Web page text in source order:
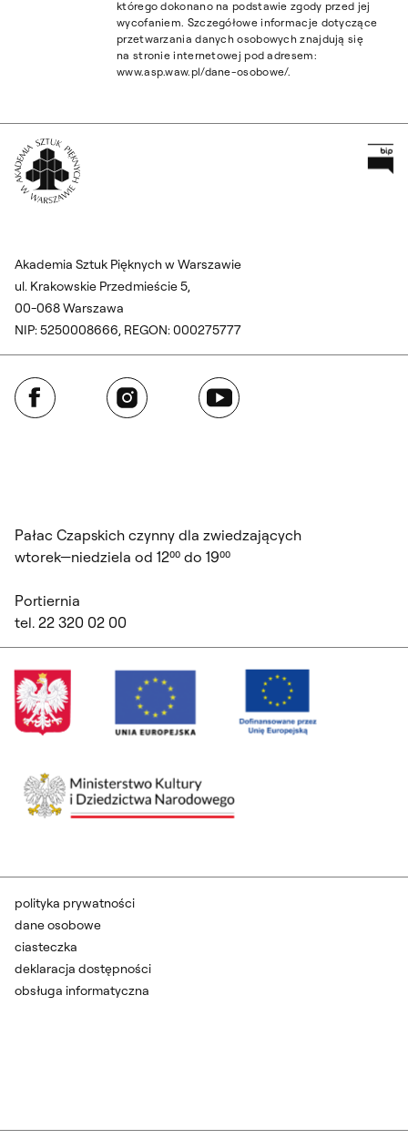
którego dokonano na podstawie zgody przed jej
wycofaniem. Szczegółowe informacje dotyczące
przetwarzania danych osobowych znajdują się
na stronie internetowej pod adresem:
www.asp.waw.pl/dane-osobowe/.
Akademia Sztuk Pięknych w Warszawie
ul. Krakowskie Przedmieście 5,
00-068 Warszawa
NIP: 5250008666, REGON: 000275777
Facebook Instagram YouTube
Pałac Czapskich czynny dla zwiedzających
wtorek—niedziela od 12⁰⁰ do 19⁰⁰
Portiernia
tel. 22 320 02 00
polityka prywatności
dane osobowe
ciasteczka
deklaracja dostępności
obsługa informatyczna